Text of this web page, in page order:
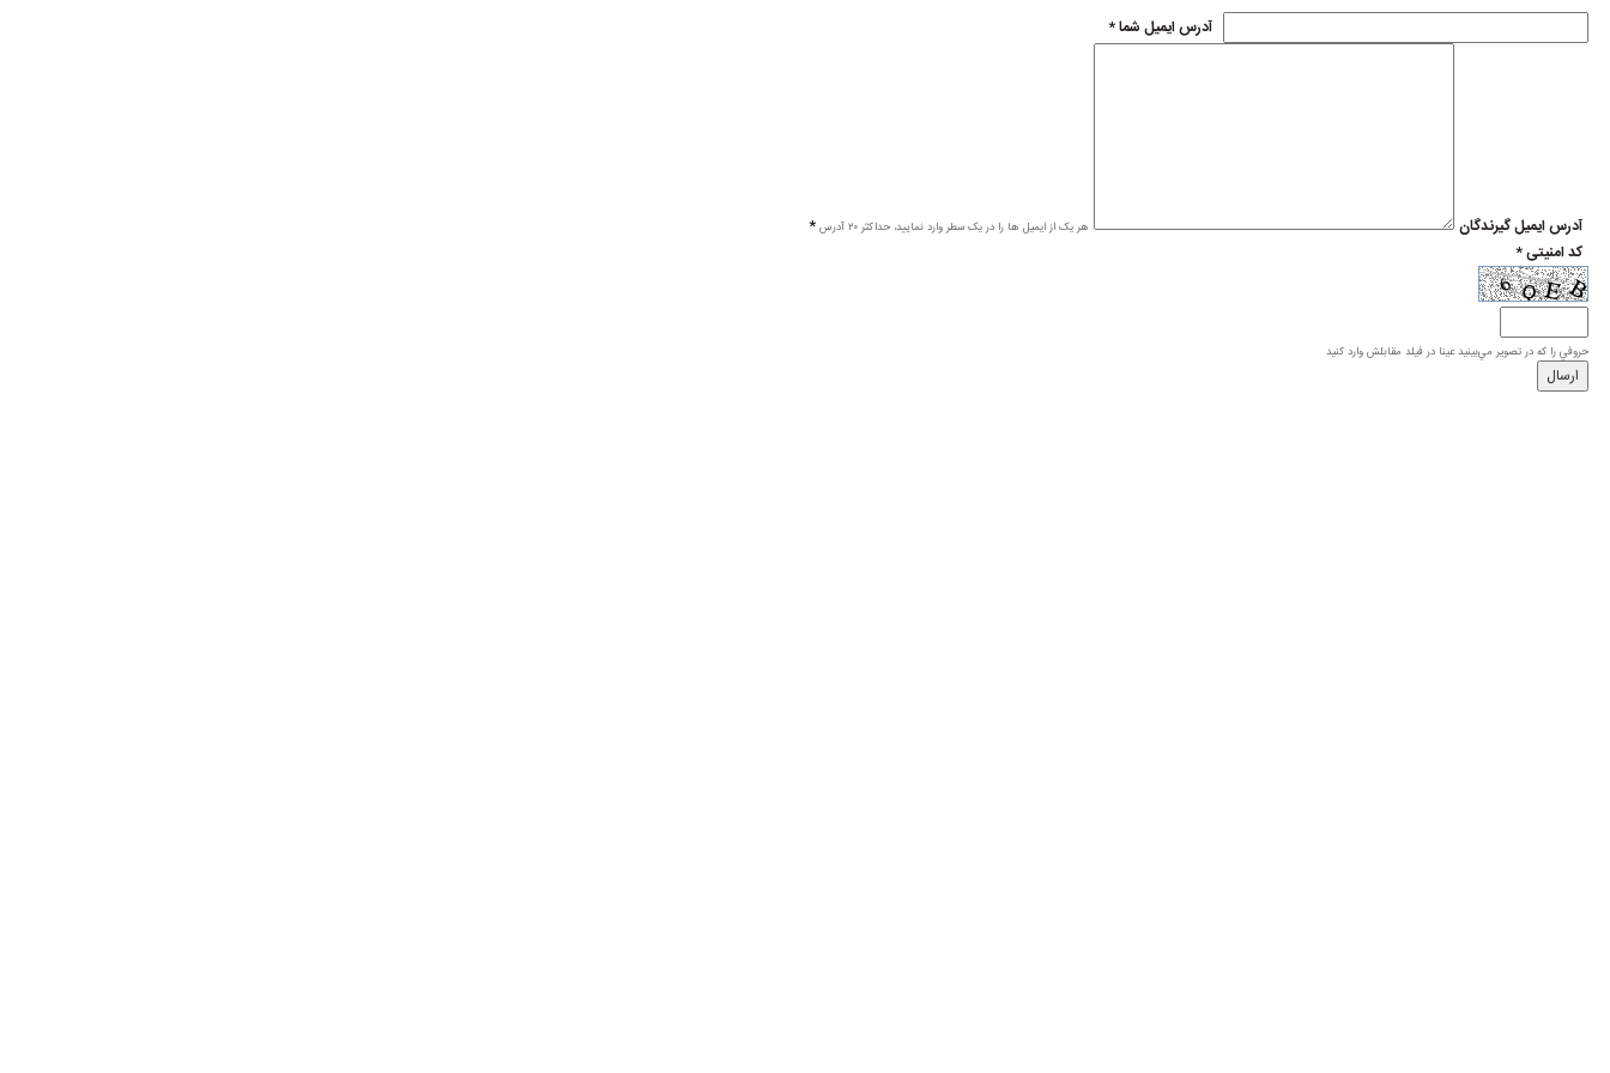
* آدرس ايميل شما
* آدرس ايميل گيرندگان هر یک از ایمیل ها را در یک سطر وارد نمایید، حداکثر ۲۰ آدرس
* کد امنیتی
حروفي را كه در تصوير مي‌بينيد عينا در فيلد مقابلش وارد كنيد